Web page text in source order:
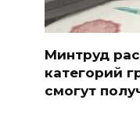
Минтруд
категорий
смогут